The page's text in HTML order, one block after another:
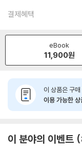
결제혜택
eBook
11,900원
이 상품은 구
이용 가능한 상
이 분야의 이벤트